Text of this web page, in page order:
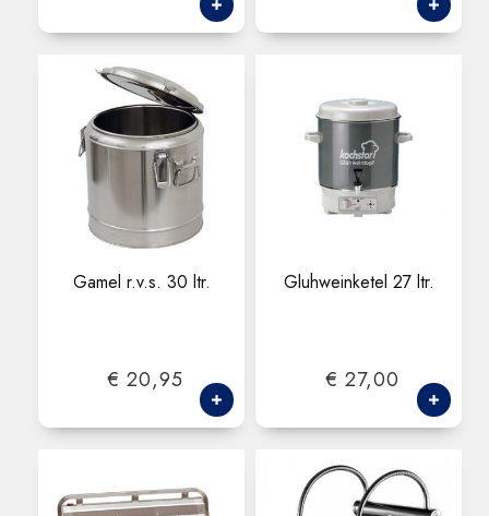
Gamel r.v.s. 30 ltr.
€ 20,95
Gluhweinketel 27 ltr.
€ 27,00